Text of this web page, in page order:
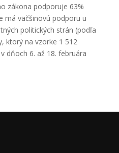
zákona podporuje 63%
má väčšinovú podporu u
politických strán (podľa
ktorý na vzorke 1 512
dňoch 6. až 18. februára